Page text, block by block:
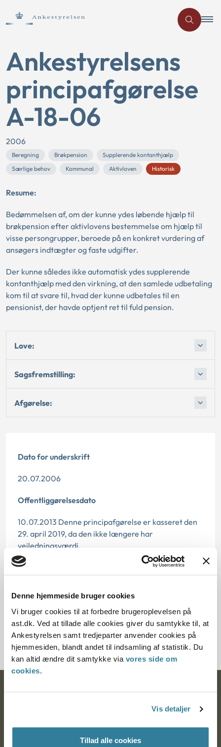
Denne hjemmeside bruger cookies
Vi bruger cookies til at forbedre brugeroplevelsen på
ast.dk. Ved at tillade alle cookies giver du samtykke til, at
Ankestyrelsen samt tredjeparter anvender cookies på
hjemmesiden, blandt andet til indsamling af statistik. Du
kan altid ændre dit samtykke via vores side om
cookies.
Vis detaljer
Tillad alle cookies
Ankestyrelsens
principafgørelse
A-18-06
2006
Beregning Brøkpension
Supplerende kontanthjælp
Særlige behov
Kommunal Aktivloven Historisk
Resume:
Bedømmelsen af, om der kunne ydes løbende hjælp til
brøkpension efter aktivlovens bestemmelse om hjælp til
visse persongrupper, beroede på en konkret vurdering af
ansøgers indtægter og faste udgifter.
Der kunne således ikke automatisk ydes supplerende
kontanthjælp med den virkning, at den samlede udbetaling
kom til at svare til, hvad der kunne udbetales til en
pensionist, der havde optjent ret til fuld pension.
Love:
Sagsfremstilling:
Afgørelse:
Dato for underskrift
20.07.2006
Offentliggørelsesdato
10.07.2013 Denne principafgørelse er kasseret den
29. april 2019, da den ikke længere har
vejledningsværdi.
Paragraf
Journalnummer
2000245-06
Ankestyrelsen